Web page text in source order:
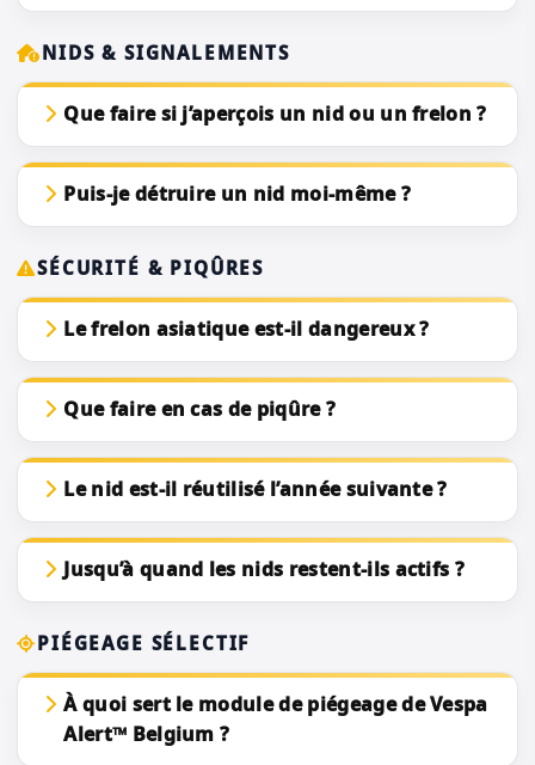
NIDS & SIGNALEMENTS
Que faire si j’aperçois un nid ou un frelon ?
Puis-je détruire un nid moi-même ?
SÉCURITÉ & PIQÛRES
Le frelon asiatique est-il dangereux ?
Que faire en cas de piqûre ?
Le nid est-il réutilisé l’année suivante ?
Jusqu’à quand les nids restent-ils actifs ?
PIÉGEAGE SÉLECTIF
À quoi sert le module de piégeage de Vespa
Alert™ Belgium ?